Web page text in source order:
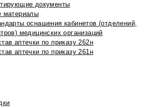
документы
материалы
оснащения кабинетов (отделений,
медицинских организаций
аптечки по приказу 262н
аптечки по приказу 261н